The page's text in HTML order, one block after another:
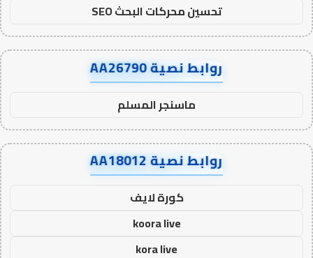
تحسين محركات البحث SEO
روابط نصية AA26790
ماسنجر المسلم
روابط نصية AA18012
كورة لايف
koora live
kora live